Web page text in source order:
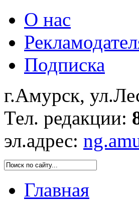
О нас
Подписка
г.Амурск,
Тел. редакции:
эл.адрес:
Главная